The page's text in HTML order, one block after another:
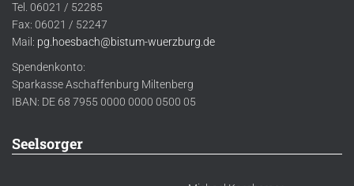
Tel. 06021 / 52285
Fax: 06021 / 52247
Mail: pg.hoesbach@bistum-wuerzburg.de
Spendenkonto:
Sparkasse Aschaffenburg Miltenberg
IBAN: DE 68 7955 0000 0000 0500 05
Seelsorger